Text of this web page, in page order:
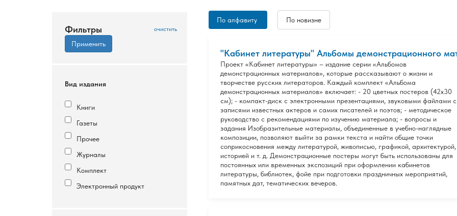
Фильтры
Вид издания
Книги
Газеты
Прочее
Журналы
Комплект
Электронный продукт
По алфавиту По новизне
"Кабинет литературы" Альбомы демонстрационного
Проект «Кабинет литературы» – издание серии «Альбомов
демонстрационных материалов», которые рассказывают о жизни и
творчестве русских литераторов. Каждый комплект «Альбома
демонстрационных материалов» включает: - 20 цветных постеров (42х30
см); - компакт-диск с электронными презентациями, звуковыми файлами с
записями известных актеров и самих писателей и поэтов; - методическое
руководство с рекомендациями по изучению материала; - вопросы и
задания Изобразительные материалы, объединенные в учебно-наглядные
композиции, позволяют выйти за рамки текста и найти общие точки
соприкосновения между литературой, живописью, графикой, архитектурой,
историей и т. д. Демонстрационные постеры могут быть использованы для
постоянных или временных экспозиций при оформлении кабинетов
литературы, библиотек, фойе при подготовки праздничных мероприятий,
памятных дат, тематических вечеров.